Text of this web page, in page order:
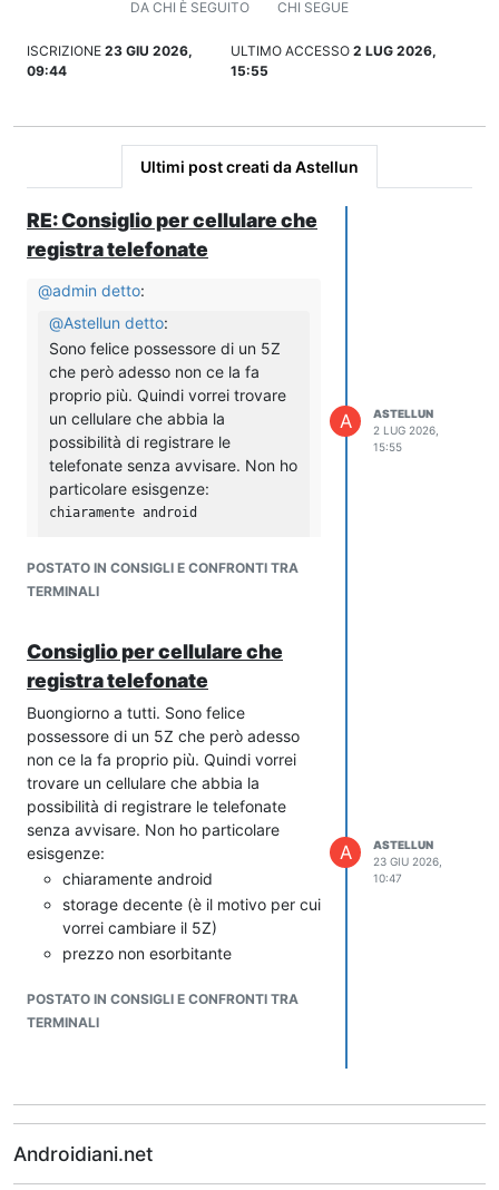
DA CHI È SEGUITO CHI SEGUE
ISCRIZIONE 23 GIU 2026,
09:44
ULTIMO ACCESSO 2 LUG 2026,
15:55
Ultimi post creati da Astellun
RE: Consiglio per cellulare che
registra telefonate
@admin detto:
@Astellun detto:
Sono felice possessore di un 5Z
che però adesso non ce la fa
proprio più. Quindi vorrei trovare
un cellulare che abbia la
possibilità di registrare le
telefonate senza avvisare. Non ho
particolare esisgenze:
chiaramente android
Ultra?
Ciao, intanto grazie per la risposta.
Purtroppo l'ho trovato a prezzi alti e
quindi è fuori budget
POSTATO IN CONSIGLI E CONFRONTI TRA
TERMINALI
A
ASTELLUN
2 LUG 2026,
15:55
Consiglio per cellulare che
registra telefonate
Buongiorno a tutti. Sono felice
possessore di un 5Z che però adesso
non ce la fa proprio più. Quindi vorrei
trovare un cellulare che abbia la
possibilità di registrare le telefonate
senza avvisare. Non ho particolare
esisgenze:
chiaramente android
storage decente (è il motivo per cui
vorrei cambiare il 5Z)
prezzo non esorbitante
nativo o anche nuovo con modifiche
(basta che non siano cose troppo
POSTATO IN CONSIGLI E CONFRONTI TRA
TERMINALI
A
ASTELLUN
23 GIU 2026,
10:47
Androidiani.net